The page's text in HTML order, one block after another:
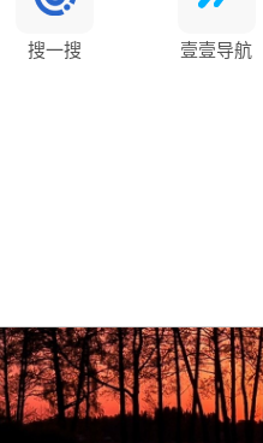
搜一搜 壹壹导航